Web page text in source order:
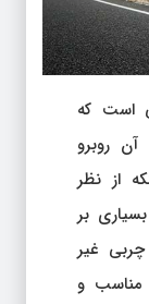
است که
آن روبرو
از نظر
بر
غیر
مناسب و